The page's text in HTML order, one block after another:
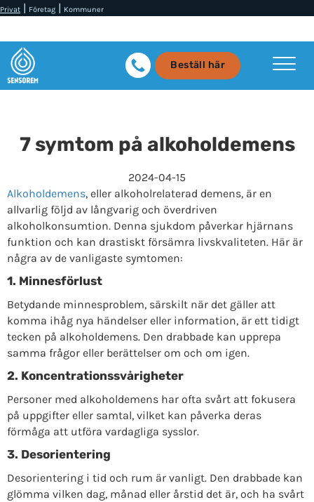
Privat | Företag | Kommuner
Beställ här
7 symtom på alkoholdemens
2024-04-15
Alkoholdemens, eller alkoholrelaterad demens, är en
allvarlig följd av långvarig och överdriven
alkoholkonsumtion. Denna sjukdom påverkar hjärnans
funktion och kan drastiskt försämra livskvaliteten. Här är
några av de vanligaste symtomen:
1. Minnesförlust
Betydande minnesproblem, särskilt när det gäller att
komma ihåg nya händelser eller information, är ett tidigt
tecken på alkoholdemens. Den drabbade kan upprepa
samma frågor eller berättelser om och om igen.
2. Koncentrationssvårigheter
Personer med alkoholdemens har ofta svårt att fokusera
på uppgifter eller samtal, vilket kan påverka deras
förmåga att utföra vardagliga sysslor.
3. Desorientering
Desorientering i tid och rum är vanligt. Den drabbade kan
glömma vilken dag, månad eller årstid det är, och ha svårt